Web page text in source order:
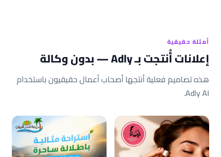
أمثلة حقيقية
إعلانات أُنتجت بـ Adly — بدون وكالة
هذه تصاميم فعلية أنتجها أصحاب أعمال حقيقيون باستخدام
Adly AI.